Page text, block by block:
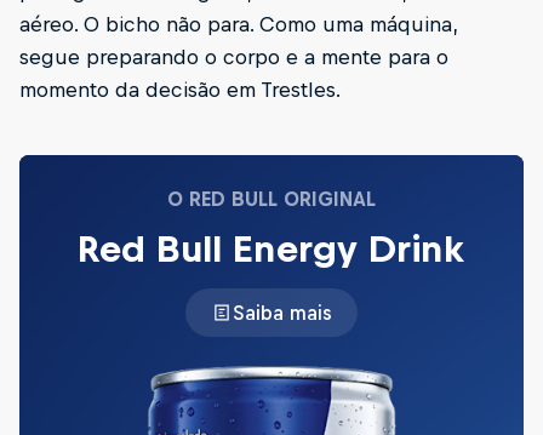
aéreo. O bicho não para. Como uma máquina,
segue preparando o corpo e a mente para o
momento da decisão em Trestles.
O RED BULL ORIGINAL
Red Bull Energy Drink
Saiba mais